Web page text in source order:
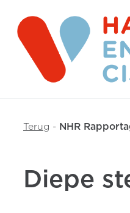
Terug - NHR
Diepe